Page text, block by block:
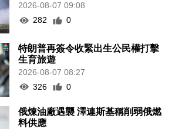
2026-08-07 09:08
282
0
特朗普再簽令收緊出生公民權打擊
生育旅遊
2026-08-07 08:27
326
0
俄煉油廠遇襲 澤連斯基稱削弱俄燃
料供應